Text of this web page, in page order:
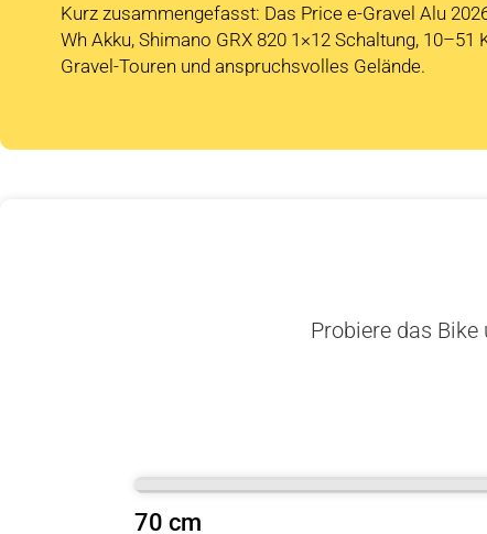
Kurz zusammengefasst: Das Price e-Gravel Alu
Wh Akku, Shimano GRX 820 1×12 Schaltung,
Gravel-Touren und anspruchsvolles Gelände.
Probiere das
70 cm